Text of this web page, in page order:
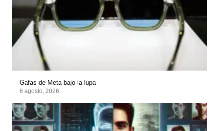
Gafas de Meta bajo la lupa
6 agosto, 2026